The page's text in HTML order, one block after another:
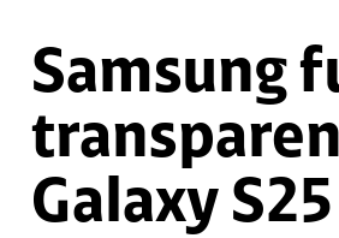
Samsung
Galaxy S25